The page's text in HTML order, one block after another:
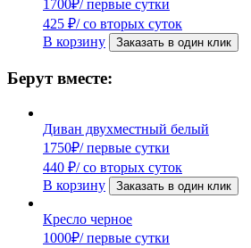
1700₽/ первые сутки
425 ₽/ со вторых суток
В корзину
Заказать в один клик
Берут вместе:
Диван двухместный белый
1750₽/ первые сутки
440 ₽/ со вторых суток
В корзину
Заказать в один клик
Кресло черное
1000₽/ первые сутки